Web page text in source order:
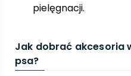
pielęgnacji.
Jak dobrać akcesoria
psa?